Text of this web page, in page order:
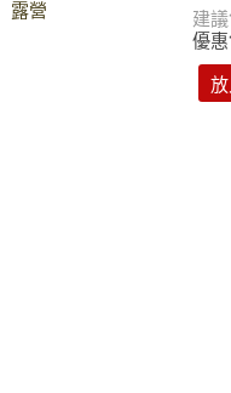
露營
建
優